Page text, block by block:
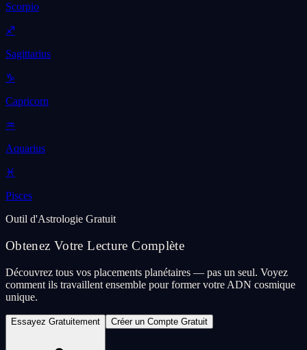
Scorpio
♐
Sagittarius
♑
Capricorn
♒
Aquarius
♓
Pisces
Outil d'Astrologie Gratuit
Obtenez Votre Lecture Complète
Découvrez tous vos placements planétaires — pas un seul. Voyez
comment ils travaillent ensemble pour former votre ADN cosmique
unique.
Essayez Gratuitement Créer un Compte Gratuit